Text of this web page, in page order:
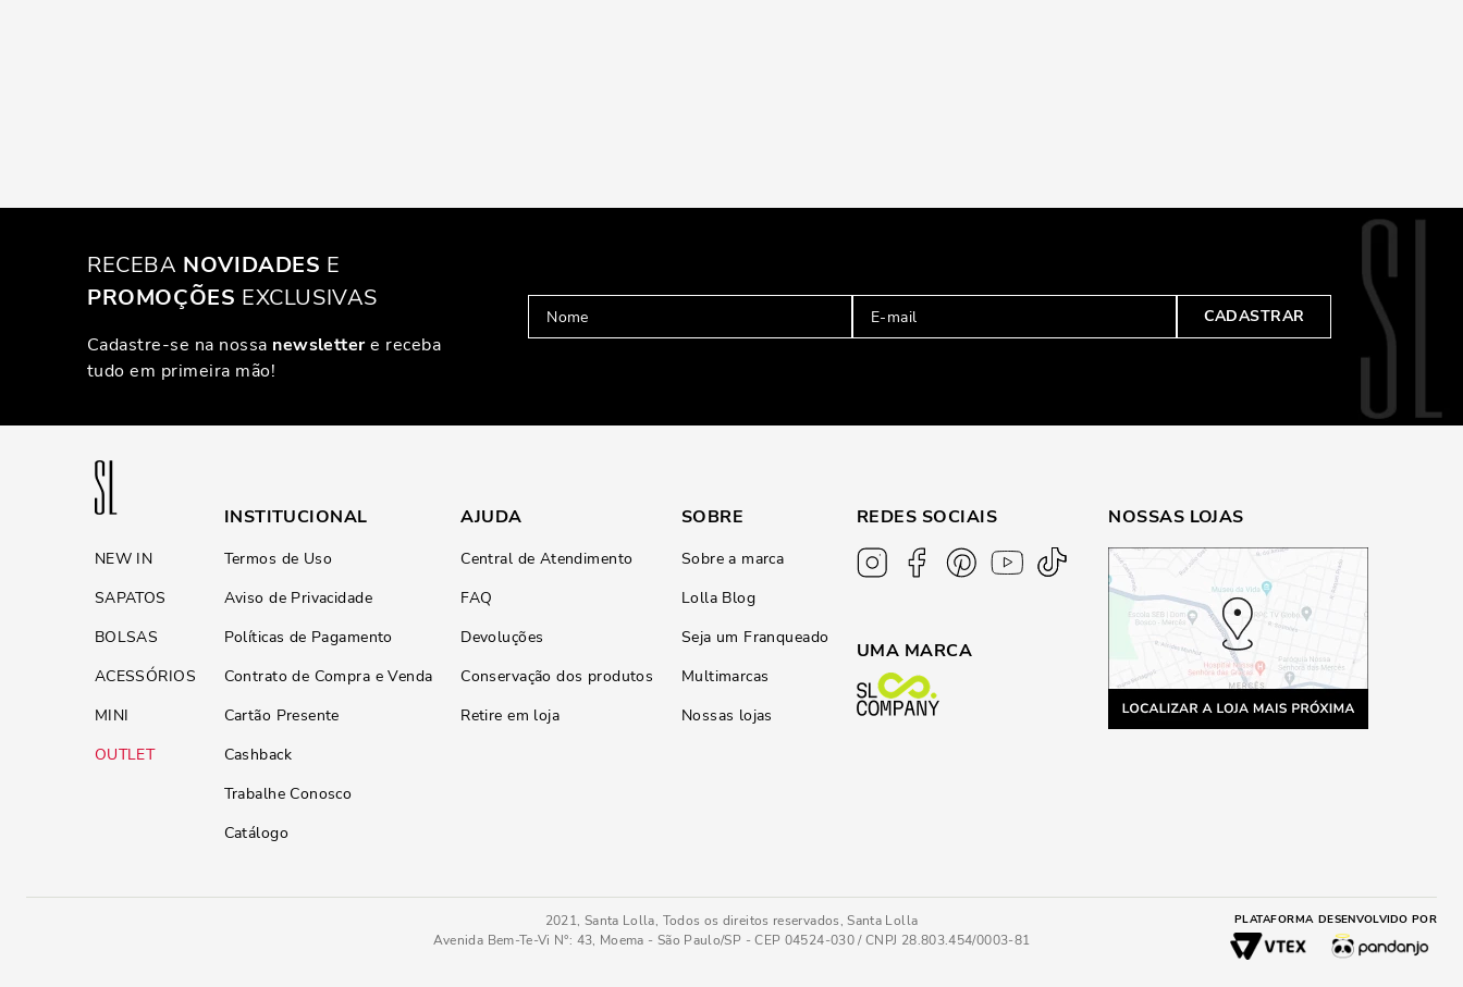
RECEBA NOVIDADES E
PROMOÇÕES EXCLUSIVAS
Cadastre-se na nossa newslettere receba
tudo em primeira mão!
CADASTRAR
NEW IN
SAPATOS
BOLSAS
ACESSÓRIOS
MINI
OUTLET
INSTITUCIONAL
Termos de Uso
Aviso de Privacidade
Políticas de Pagamento
Contrato de Compra e Venda
Cartão Presente
Cashback
Trabalhe Conosco
Catálogo
AJUDA
Central de Atendimento
FAQ
Devoluções
Conservação dos produtos
Retire em loja
SOBRE
Sobre a marca
Lolla Blog
Seja um Franqueado
Multimarcas
Nossas lojas
REDES SOCIAIS
UMA MARCA
NOSSAS LOJAS
2021, Santa Lolla, Todos os direitos reservados, Santa Lolla
Avenida Bem-Te-Vi N°: 43, Moema - São Paulo/SP - CEP 04524-030 / CNPJ 28.803.454/0003-81
PLATAFORMA DESENVOLVIDO POR